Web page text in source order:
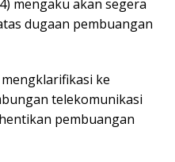
mengaku akan segera
dugaan pembuangan
ke
telekomunikasi
pembuangan